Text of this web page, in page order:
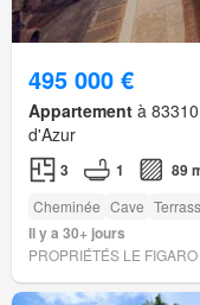
495 000 €
Appartement à
d'Azur
3 1 89
Cheminée Cave
Il y a 30+ jours